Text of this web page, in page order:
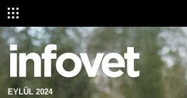
EYLÜL 2024